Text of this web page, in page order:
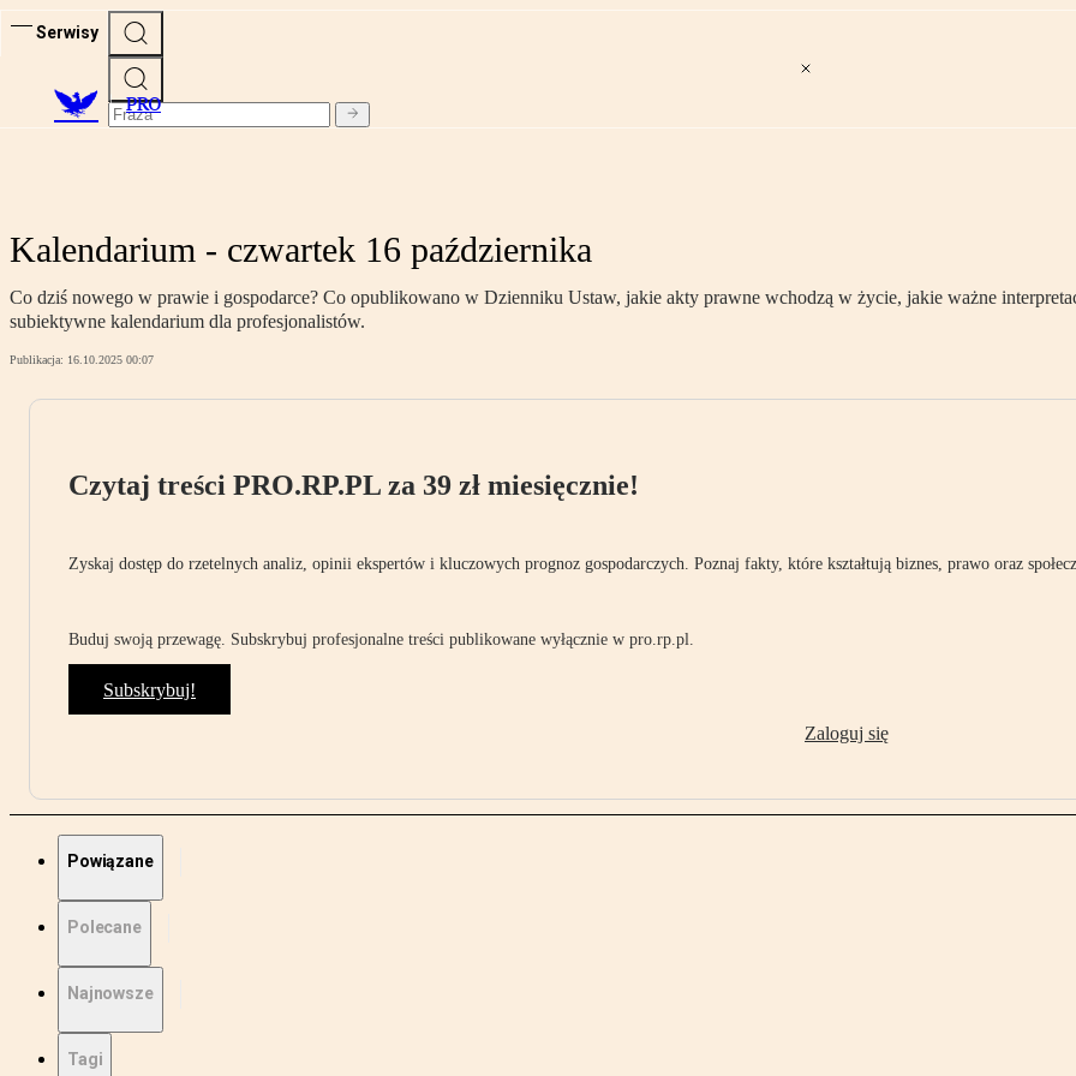
Serwisy
PRO
Kalendarium - czwartek 16 października
Co dziś nowego w prawie i gospodarce? Co opublikowano w Dzienniku Ustaw, jakie akty prawne wchodzą w życie, jakie ważne
subiektywne kalendarium dla profesjonalistów.
Publikacja: 16.10.2025 00:07
Czytaj treści PRO.RP.PL za 39 zł miesięcznie!
Zyskaj dostęp do rzetelnych analiz, opinii ekspertów i kluczowych prognoz gospodarczych. Poznaj fakty, które kształtują biznes, prawo oraz
Buduj swoją przewagę. Subskrybuj profesjonalne treści publikowane wyłącznie w pro.rp.pl.
Subskrybuj!
Zaloguj się
Powiązane
Polecane
Najnowsze
Tagi